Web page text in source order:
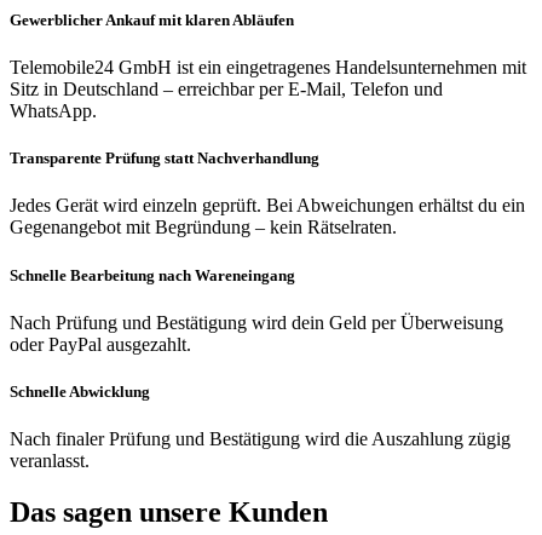
Gewerblicher Ankauf mit klaren Abläufen
Telemobile24 GmbH ist ein eingetragenes Handelsunternehmen mit
Sitz in Deutschland – erreichbar per E-Mail, Telefon und
WhatsApp.
Transparente Prüfung statt Nachverhandlung
Jedes Gerät wird einzeln geprüft. Bei Abweichungen erhältst du ein
Gegenangebot mit Begründung – kein Rätselraten.
Schnelle Bearbeitung nach Wareneingang
Nach Prüfung und Bestätigung wird dein Geld per Überweisung
oder PayPal ausgezahlt.
Schnelle Abwicklung
Nach finaler Prüfung und Bestätigung wird die Auszahlung zügig
veranlasst.
Das sagen unsere Kunden